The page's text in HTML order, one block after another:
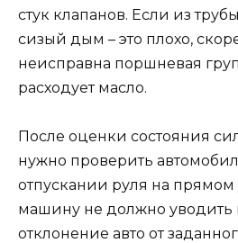
стук клапанов. Если из
сизый дым – это плохо,
неисправна поршневая
расходует масло.
После оценки состояния
нужно проверить
отпускании руля на прямом
машину не должно уводить
отклонение авто от